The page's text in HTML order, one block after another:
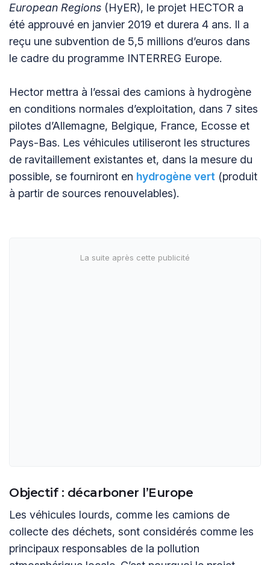
European Regions (HyER), le projet HECTOR a
été approuvé en janvier 2019 et durera 4 ans. Il a
reçu une subvention de 5,5 millions d’euros dans
le cadre du programme INTERREG Europe.
Hector mettra à l’essai des camions à hydrogène
en conditions normales d’exploitation, dans 7 sites
pilotes d’Allemagne, Belgique, France, Ecosse et
Pays-Bas. Les véhicules utiliseront les structures
de ravitaillement existantes et, dans la mesure du
possible, se fourniront en hydrogène vert (produit
à partir de sources renouvelables).
Objectif : décarboner l’Europe
Les véhicules lourds, comme les camions de
collecte des déchets, sont considérés comme les
principaux responsables de la pollution